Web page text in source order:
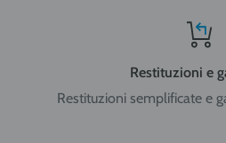
Restituzioni e
Restituzioni semplificate e